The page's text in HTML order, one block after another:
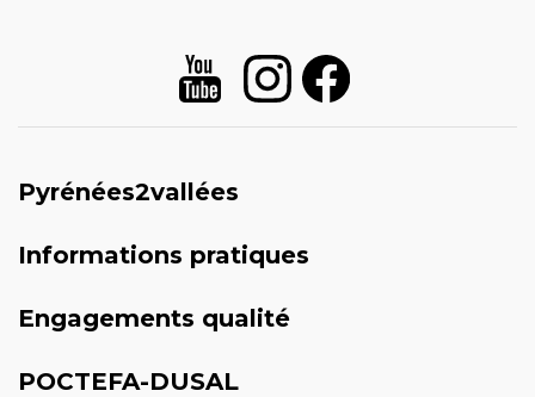
Pyrénées2vallées
Informations pratiques
Engagements qualité
POCTEFA-DUSAL